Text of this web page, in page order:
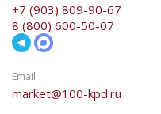
+7 (903) 809-90-67
8 (800) 600-50-07
Email
market@100-kpd.ru